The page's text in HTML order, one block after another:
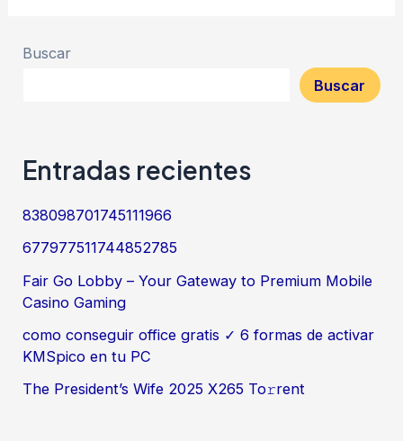
Buscar
Buscar
Entradas recientes
838098701745111966
677977511744852785
Fair Go Lobby – Your Gateway to Premium Mobile
Casino Gaming
como conseguir office gratis ✓ 6 formas de activar
KMSpico en tu PC
The President’s Wife 2025 X265 To𝚛rent